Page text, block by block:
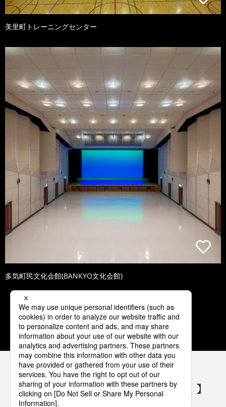
美里町トレーニングセンター
多気町民文化会館(BANKYO文化会館)
1 2 3 4 5
パナソニックの電気設備 SNSアカウント